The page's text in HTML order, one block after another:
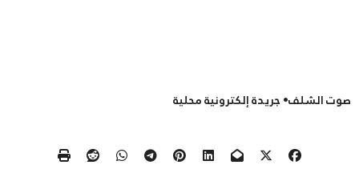
صوت الشلف• جريدة إلكترونية محلية